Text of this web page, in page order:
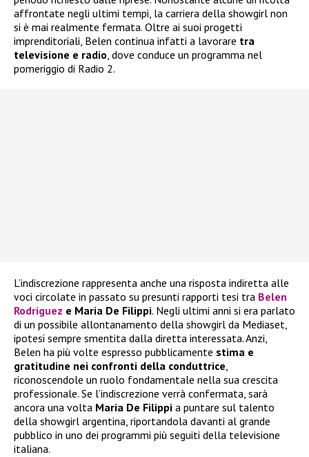
affrontate negli ultimi tempi, la carriera della showgirl non
si è mai realmente fermata. Oltre ai suoi progetti
imprenditoriali, Belen continua infatti a lavorare tra
televisione e radio, dove conduce un programma nel
pomeriggio di Radio 2.
L’indiscrezione rappresenta anche una risposta indiretta alle
voci circolate in passato su presunti rapporti tesi tra Belen
Rodriguez e Maria De Filippi. Negli ultimi anni si era parlato
di un possibile allontanamento della showgirl da Mediaset,
ipotesi sempre smentita dalla diretta interessata. Anzi,
Belen ha più volte espresso pubblicamente stima e
gratitudine nei confronti della conduttrice,
riconoscendole un ruolo fondamentale nella sua crescita
professionale. Se l’indiscrezione verrà confermata, sarà
ancora una volta Maria De Filippi a puntare sul talento
della showgirl argentina, riportandola davanti al grande
pubblico in uno dei programmi più seguiti della televisione
italiana.